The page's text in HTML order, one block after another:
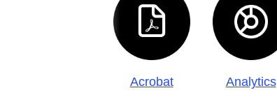
Acrobat Analytics